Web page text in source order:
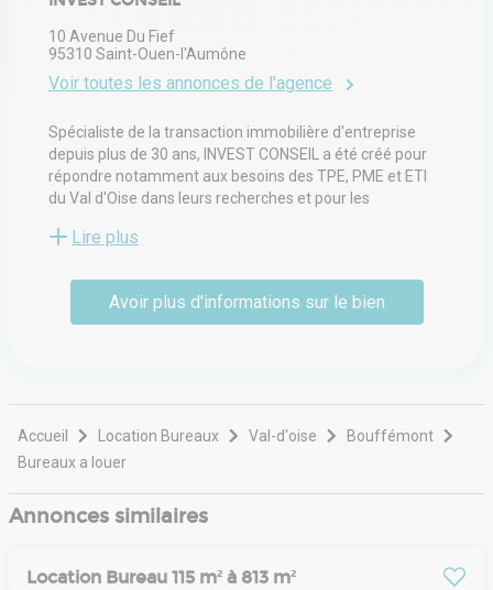
10 Avenue Du Fief
95310 Saint-Ouen-l'Aumône
Voir toutes les annonces de l'agence
Spécialiste de la transaction immobilière d'entreprise
depuis plus de 30 ans, INVEST CONSEIL a été créé pour
répondre notamment aux besoins des TPE, PME et ETI
du Val d'Oise dans leurs recherches et pour les
Grâce à son succès, Invest Conseil rayonne sur le Val
Pour vous propriétaires, Invest Conseil offre de vendre,
de louer et de gérer vos biens en les proposant aux
acteurs économiques de la région.
Lire plus
Avoir plus d'informations sur le bien
Accueil Location Bureaux Val-d'oise
Bouffémont
Bureaux a louer
Annonces similaires
Location Bureau 115 m² à 813 m²